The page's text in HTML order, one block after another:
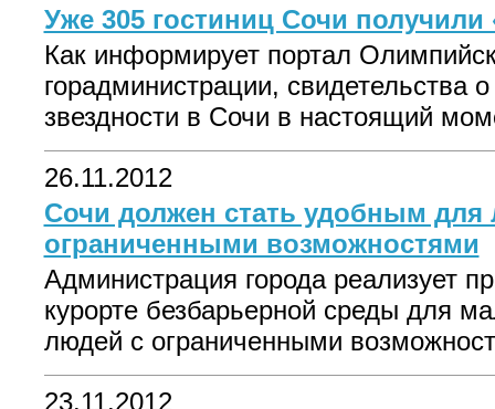
Уже 305 гостиниц Сочи получили
Как информирует портал
горадминистрации, свидетельства
звездности в Сочи в настоящий
26.11.2012
Сочи должен стать удобным для
ограниченными возможностями
Администрация города реализует
курорте безбарьерной среды для
людей с ограниченными
23.11.2012